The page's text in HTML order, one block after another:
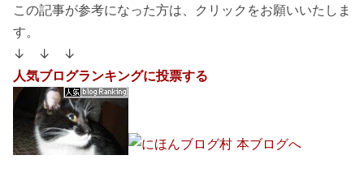
この記事が参考になった方は、クリックをお願いいたしま
す。
↓ ↓ ↓
人気ブログランキングに投票する